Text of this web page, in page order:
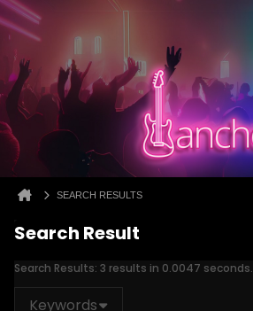
SEARCH RESULTS
Search Result
Search Results: 3 results in 0.0047 seconds.
Keywords